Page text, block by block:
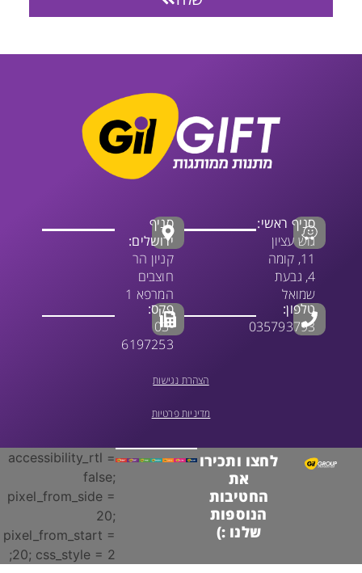
סניף ראשי:
גוש עציון
11, קומה
ירושלים:
טלפון:
035793793
6197253
הצהרת נגישות
מדיניות פרטיות
לחצו ותכירו
החטיבות
הנוספות
שלנו :)
accessibility_rtl =
pixel_from_side =
pixel_from_start =
20; css_style = 2;